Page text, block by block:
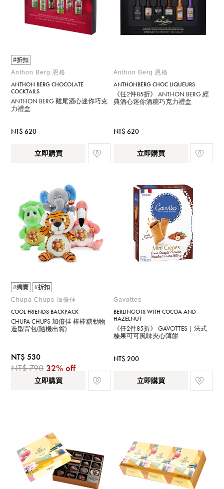
#折扣
Anthon Berg 恩格
ANTHON BERG CHOCOLATE
COCKTAILS
ANTHON BERG 雞尾酒心迷你巧克
力禮盒
NT$ 620
立即購買
Anthon Berg 恩格
ANTHONBERG CHOC LIQUEURS
《任2件85折》 ANTHON BERG 經
典酒心迷你酒糖巧克力禮盒
NT$ 620
立即購買
#獨賣
#折扣
Chupa Chups 加倍佳
COOL FRIENDS BACKPACK
CHUPA CHUPS 加倍佳 棒棒糖動物
造型背包(隨機出貨)
NT$ 530
NT$ 790 32% off
立即購買
Gavottes
BERLINGOTS WITH COCOA AND
HAZELNUT
《任2件85折》 GAVOTTES｜法式
榛果可可風味夾心薄餅
NT$ 200
立即購買